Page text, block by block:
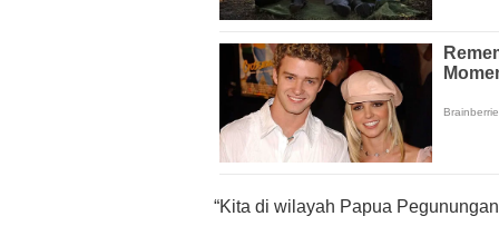
“Kita di wilayah Papua